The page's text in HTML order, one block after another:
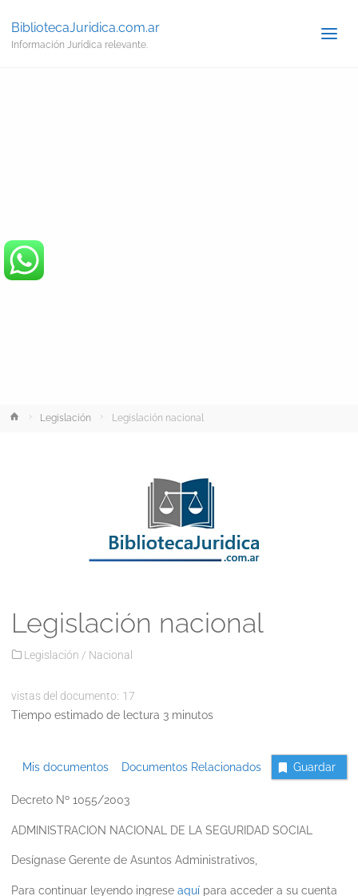
BibliotecaJuridica.com.ar
Información Jurídica relevante.
InicioLegislación Legislación nacional
Legislación nacional
Legislación / Nacional
vistas del documento: 17
Tiempo estimado de lectura 3 minutos
Mis documentos Documentos Relacionados Guardar
Decreto Nº 1055/2003
ADMINISTRACION NACIONAL DE LA SEGURIDAD SOCIAL
Desígnase Gerente de Asuntos Administrativos,
Para continuar leyendo ingrese aquípara acceder a su cuenta